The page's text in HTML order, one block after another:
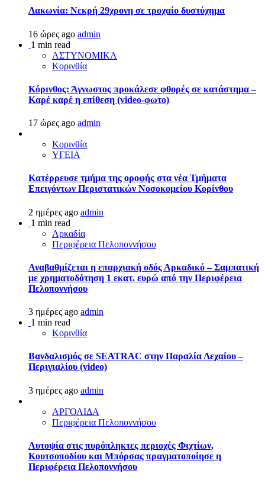
Λακωνία: Νεκρή 29χρονη σε τροχαίο δυστύχημα
16 ώρες ago admin
1 min read
ΑΣΤΥΝΟΜΙΚΑ
Κορινθία
Κόρινθος: Άγνωστος προκάλεσε φθορές σε κατάστημα –
Καρέ καρέ η επίθεση (video-φωτο)
17 ώρες ago admin
Κορινθία
ΥΓΕΙΑ
Kατέρρευσε τμήμα της οροφής στα νέα Τμήματα
Επειγόντων Περιστατικών Νοσοκομείου Κορίνθου
2 ημέρες ago admin
1 min read
Αρκαδία
Περιφέρεια Πελοποννήσου
Αναβαθμίζεται η επαρχιακή οδός Αρκαδικό – Σαμπατική
με χρηματοδότηση 1 εκατ. ευρώ από την Περιφέρεια
Πελοποννήσου
3 ημέρες ago admin
1 min read
Κορινθία
Βανδαλισμός σε SEATRAC στην Παραλία Λεχαίου –
Περιγιαλίου (video)
3 ημέρες ago admin
ΑΡΓΟΛΙΔΑ
Περιφέρεια Πελοποννήσου
Αυτοψία στις πυρόπληκτες περιοχές Φιχτίων,
Κουτσοποδίου και Μπόρσας πραγματοποίησε η
Περιφέρεια Πελοποννήσου